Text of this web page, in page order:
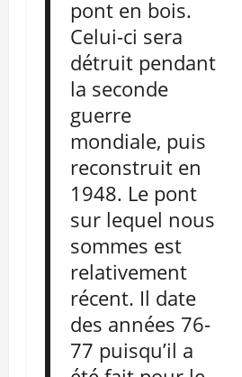
pont en bois.
Celui-ci sera
détruit pendant
la seconde
guerre
mondiale, puis
reconstruit en
1948. Le pont
sur lequel nous
sommes est
relativement
récent. Il date
des années 76-
77 puisqu’il a